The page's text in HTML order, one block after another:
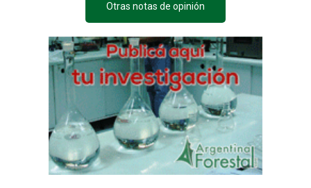
Otras notas de opinión